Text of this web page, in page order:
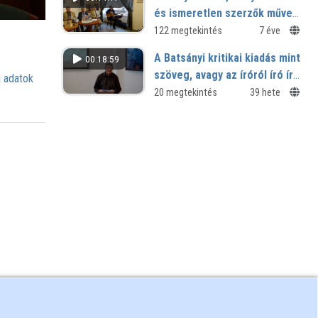
adatok
és ismeretlen szerzők művei
a 17. századból
122 megtekintés 7 éve
00:18:59
A Batsányi kritikai kiadás mint
szöveg, avagy az íróról író író
döntései
20 megtekintés 39 hete